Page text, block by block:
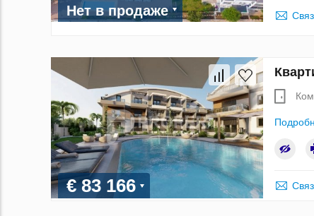
Нет в продаже
€ 83 166